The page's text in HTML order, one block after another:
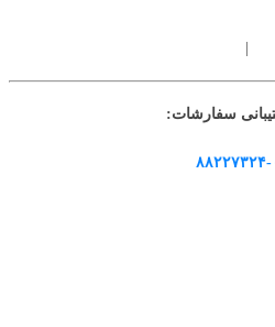
سفارشات:
۰۲۱